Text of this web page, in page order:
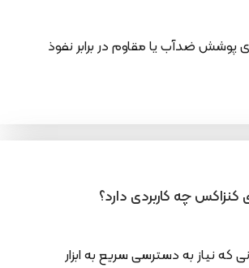
پوشش ضدآب یا مقاوم در برابر نفوذ
که نیاز به دسترسی سریع به ابزار